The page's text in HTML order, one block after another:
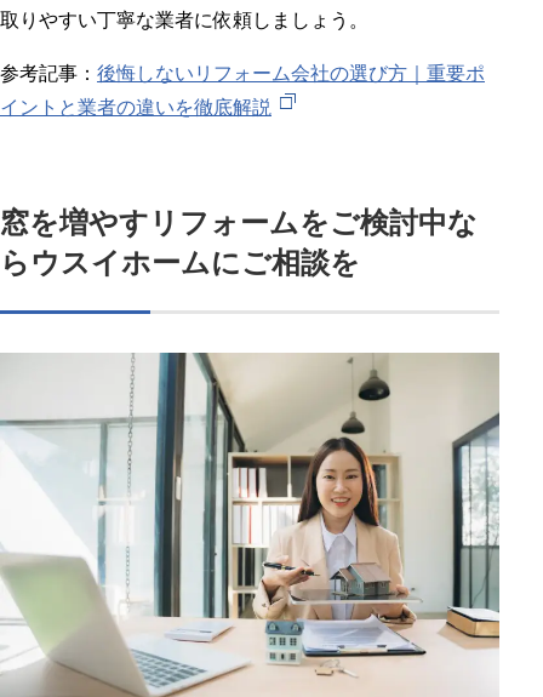
取りやすい丁寧な業者に依頼しましょう。
参考記事： 後悔しないリフォーム会社の選び方｜重要ポ
イントと業者の違いを徹底解説
窓を増やすリフォームをご検討中な
らウスイホームにご相談を